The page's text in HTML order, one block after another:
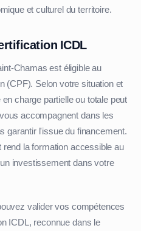
et culturel du territoire.
ICDL
Chamas est éligible au
(CPF). Selon votre situation et
charge partielle ou totale peut
accompagnent dans les
garantir l'issue du financement.
la formation accessible au
investissement dans votre
valider vos compétences
ICDL, reconnue dans le